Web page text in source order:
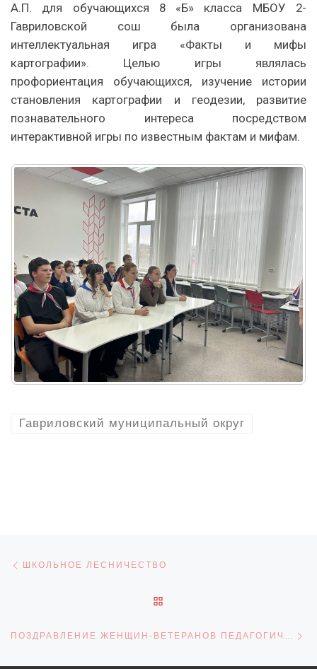
А.П. для обучающихся 8 «Б» класса МБОУ 2-
Гавриловской сош была организована
интеллектуальная игра «Факты и мифы
картографии». Целью игры являлась
профориентация обучающихся, изучение истории
становления картографии и геодезии, развитие
познавательного интереса посредством
интерактивной игры по известным фактам и мифам.
Гавриловский муниципальный округ
Навигация по записям
ШКОЛЬНОЕ ЛЕСНИЧЕСТВО
ПОЗДРАВЛЕНИЕ ЖЕНЩИН-ВЕТЕРАНОВ ПЕДАГОГИЧЕСКОГО ТРУДА